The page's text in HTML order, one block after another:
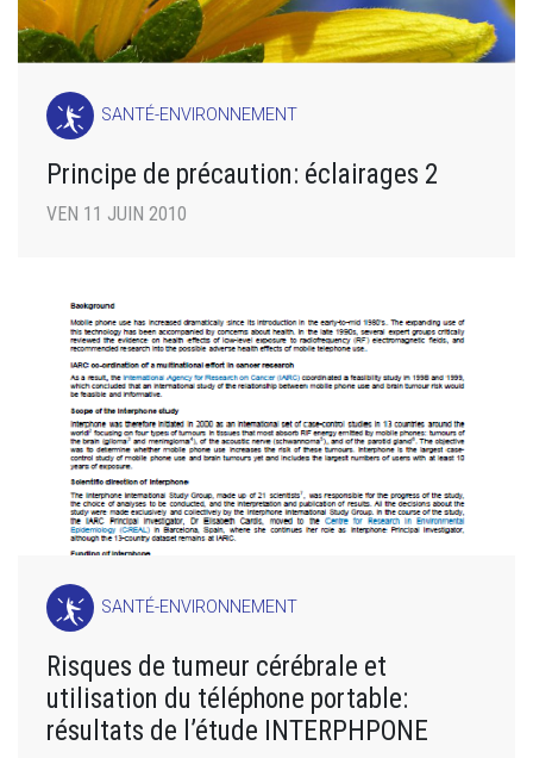
SANTÉ-ENVIRONNEMENT
Principe de précaution: éclairages 2
VEN 11 JUIN 2010
SANTÉ-ENVIRONNEMENT
Risques de tumeur cérébrale et
utilisation du téléphone portable:
résultats de l’étude INTERPHPONE